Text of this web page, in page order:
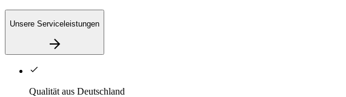
Unsere Serviceleistungen
Qualität aus Deutschland